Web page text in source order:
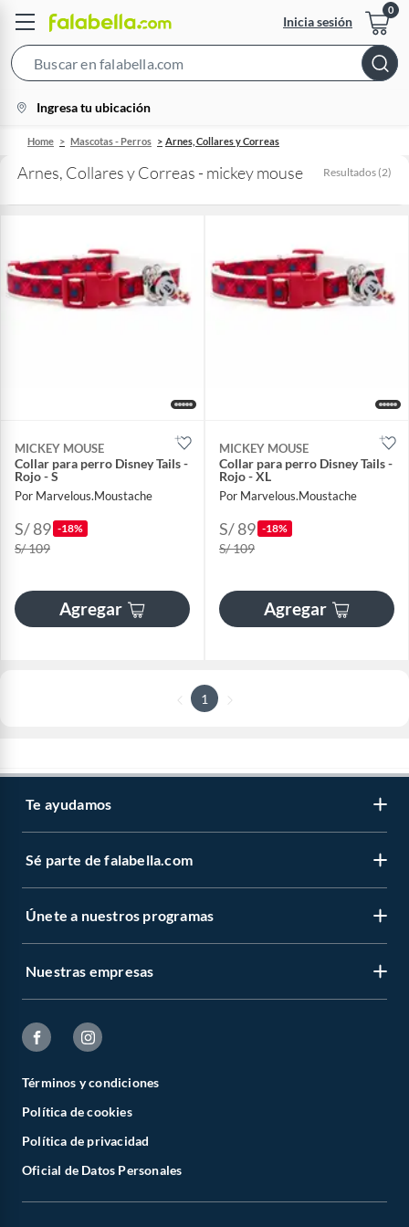
Inicia sesión
Bar
location-
icon
Ingresa tu ubicación
Home Mascotas - Perros Arnes, Collares y Correas
Arnes, Collares y Correas - mickey mouse Resultados (2)
MICKEY MOUSE
Collar para perro Disney Tails -
Rojo - S
Por Marvelous.Moustache
S/ 89 -18%
S/ 109
Agregar
MICKEY MOUSE
Collar para perro Disney Tails -
Rojo - XL
Por Marvelous.Moustache
S/ 89 -18%
S/ 109
Agregar
1
Te ayudamos
Sé parte de falabella.com
Únete a nuestros programas
Nuestras empresas
Términos y condiciones
Política de cookies
Política de privacidad
Oficial de Datos Personales